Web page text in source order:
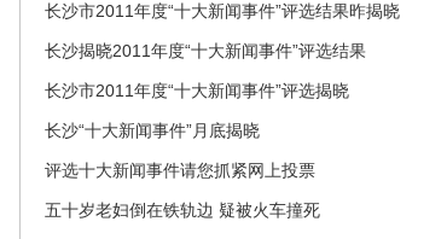
长沙市2011年度“十大新闻事件”评选结果昨揭晓
长沙揭晓2011年度“十大新闻事件”评选结果
长沙市2011年度“十大新闻事件”评选揭晓
长沙“十大新闻事件”月底揭晓
评选十大新闻事件请您抓紧网上投票
五十岁老妇倒在铁轨边 疑被火车撞死